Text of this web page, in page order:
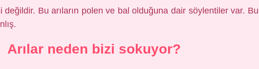
değildir. Bu arıların polen ve bal olduğuna dair söylentiler var. Bu
Arılar neden bizi sokuyor?